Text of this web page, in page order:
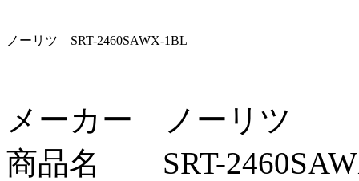
ノーリツ SRT-2460SAWX-1BL
メーカー ノーリツ
商品名 SRT-